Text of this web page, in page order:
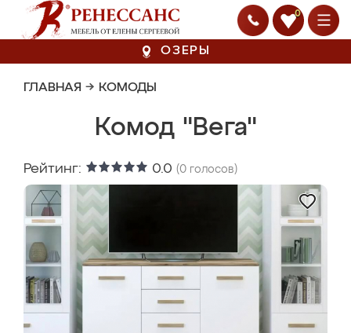
0
ОЗЕРЫ
ГЛАВНАЯ → КОМОДЫ
Комод "Вега"
Рейтинг: 0.0 (0 голосов)